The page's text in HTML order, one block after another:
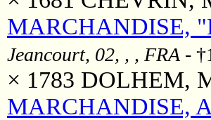
MARCHANDISE,
Jeancourt, 02, , , FRA -
× 1783 DOLHEM,
MARCHANDISE,